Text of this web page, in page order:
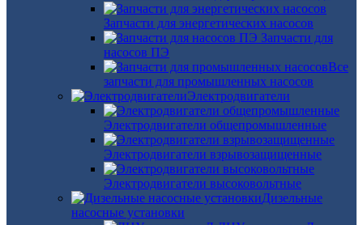
Запчасти для энергетических насосов
Запчасти для
насосов ПЭ
Все
запчасти для промышленных насосов
Электродвигатели
Электродвигатели общепромышленные
Электродвигатели взрывозащищенные
Электродвигатели высоковольтные
Дизельные
насосные установки